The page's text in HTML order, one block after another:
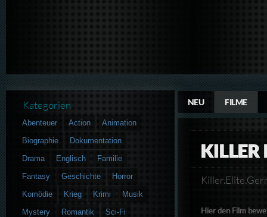
NEU FILME
KILLER
Hier den Film
Kategorien
Abenteuer Action
Animation
Biographie
Dokumentation
Drama
Englisch
Familie
Fantasy
Geschichte
Horror
Komödie
Krieg Krimi
Musik
Mystery
Romantik
Sci-Fi